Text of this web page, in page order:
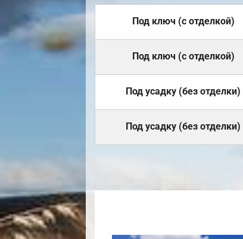
Под ключ (с отделкой)
Под ключ (с отделкой)
Под усадку (без отделки)
Под усадку (без отделки)